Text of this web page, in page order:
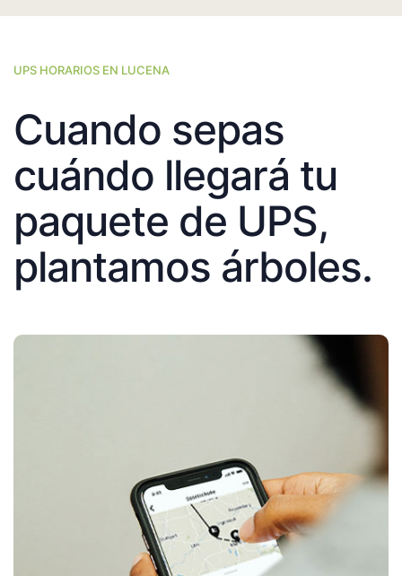
UPS HORARIOS EN LUCENA
Cuando sepas
cuándo llegará tu
paquete de UPS,
plantamos árboles.